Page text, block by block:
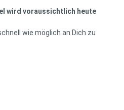
wird voraussichtlich heute
wie möglich an Dich zu